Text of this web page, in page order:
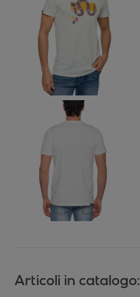
Articoli in catalogo: